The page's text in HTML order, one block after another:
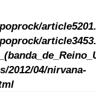
2012/04/nirvana-